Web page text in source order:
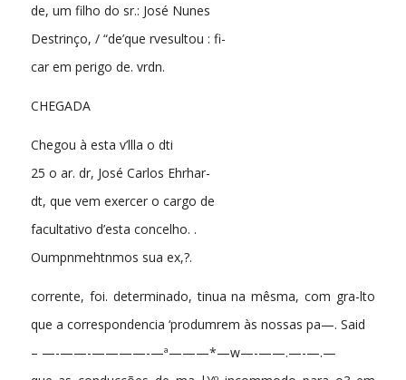
de, um filho do sr.: José Nunes
Destrinço, / “de’que rvesultou : fi-
car em perigo de. vrdn.
CHEGADA
Chegou à esta v’llla o dti
25 o ar. dr, José Carlos Ehrhar-
dt, que vem exercer o cargo de
facultativo d’esta concelho. .
Oumpnmehtnmos sua ex,?.
corrente, foi. determinado, tinua na mêsma, com gra-lto
que a correspondencia ‘produmrem às nossas pa—. Said
– —-——-————-—ª———*—w—-——.—-—.—